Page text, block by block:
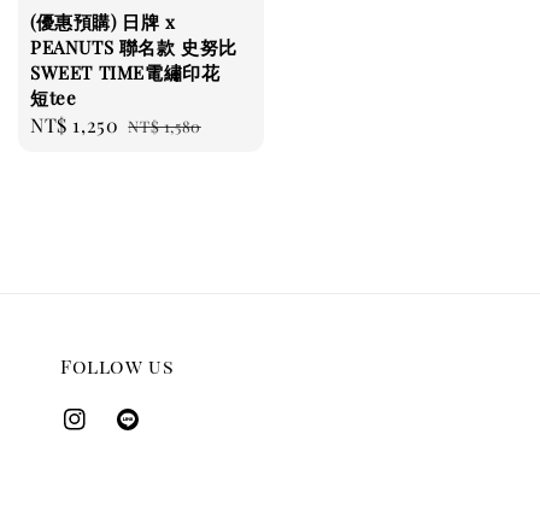
(優惠預購) 日牌 x
PEANUTS 聯名款 史努比
SWEET TIME電繡印花
短tee
Sale
NT$ 1,250 Regular
NT$ 1,580
Follow us